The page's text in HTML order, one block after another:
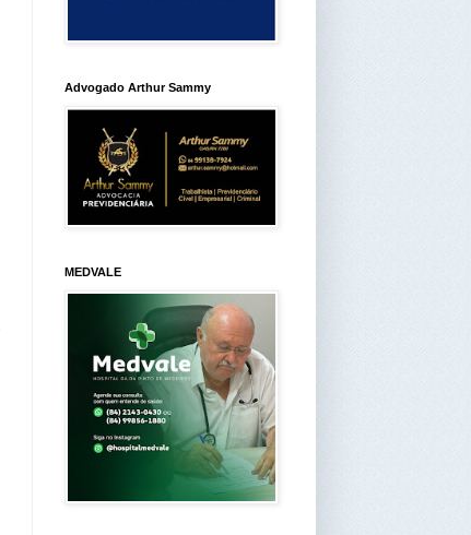
Advogado Arthur Sammy
MEDVALE